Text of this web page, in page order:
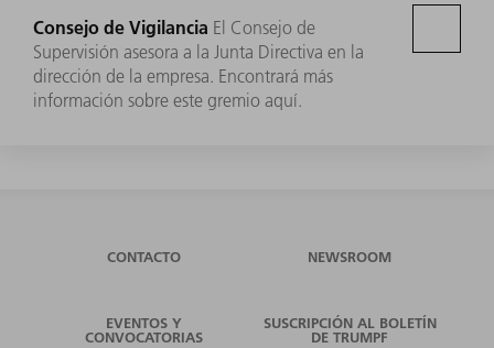
Consejo de Vigilancia El Consejo de
Supervisión asesora a la Junta Directiva en la
dirección de la empresa. Encontrará más
información sobre este gremio aquí.
CONTACTO NEWSROOM
EVENTOS Y
CONVOCATORIAS
SUSCRIPCIÓN AL BOLETÍN
DE TRUMPF